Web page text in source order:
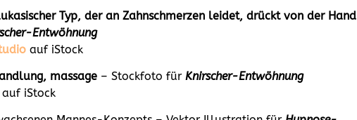
Typ, der an Zahnschmerzen leidet, drückt von der Hand
Entwöhnung
auf iStock
massage – Stockfoto für Knirscher-Entwöhnung
auf iStock